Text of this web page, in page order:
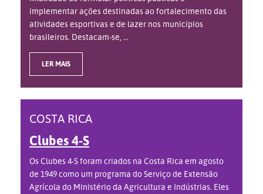
implementar ações destinadas ao fortalecimento das
atividades esportivas e de lazer nos municípios
brasileiros. Destacam-se, ...
LER MAIS
COSTA RICA
Clubes 4-S
Os Clubes 4-S foram criados na Costa Rica em agosto
de 1949 como um programa do Serviço de Extensão
Agrícola do Ministério da Agricultura e Indústrias. Eles